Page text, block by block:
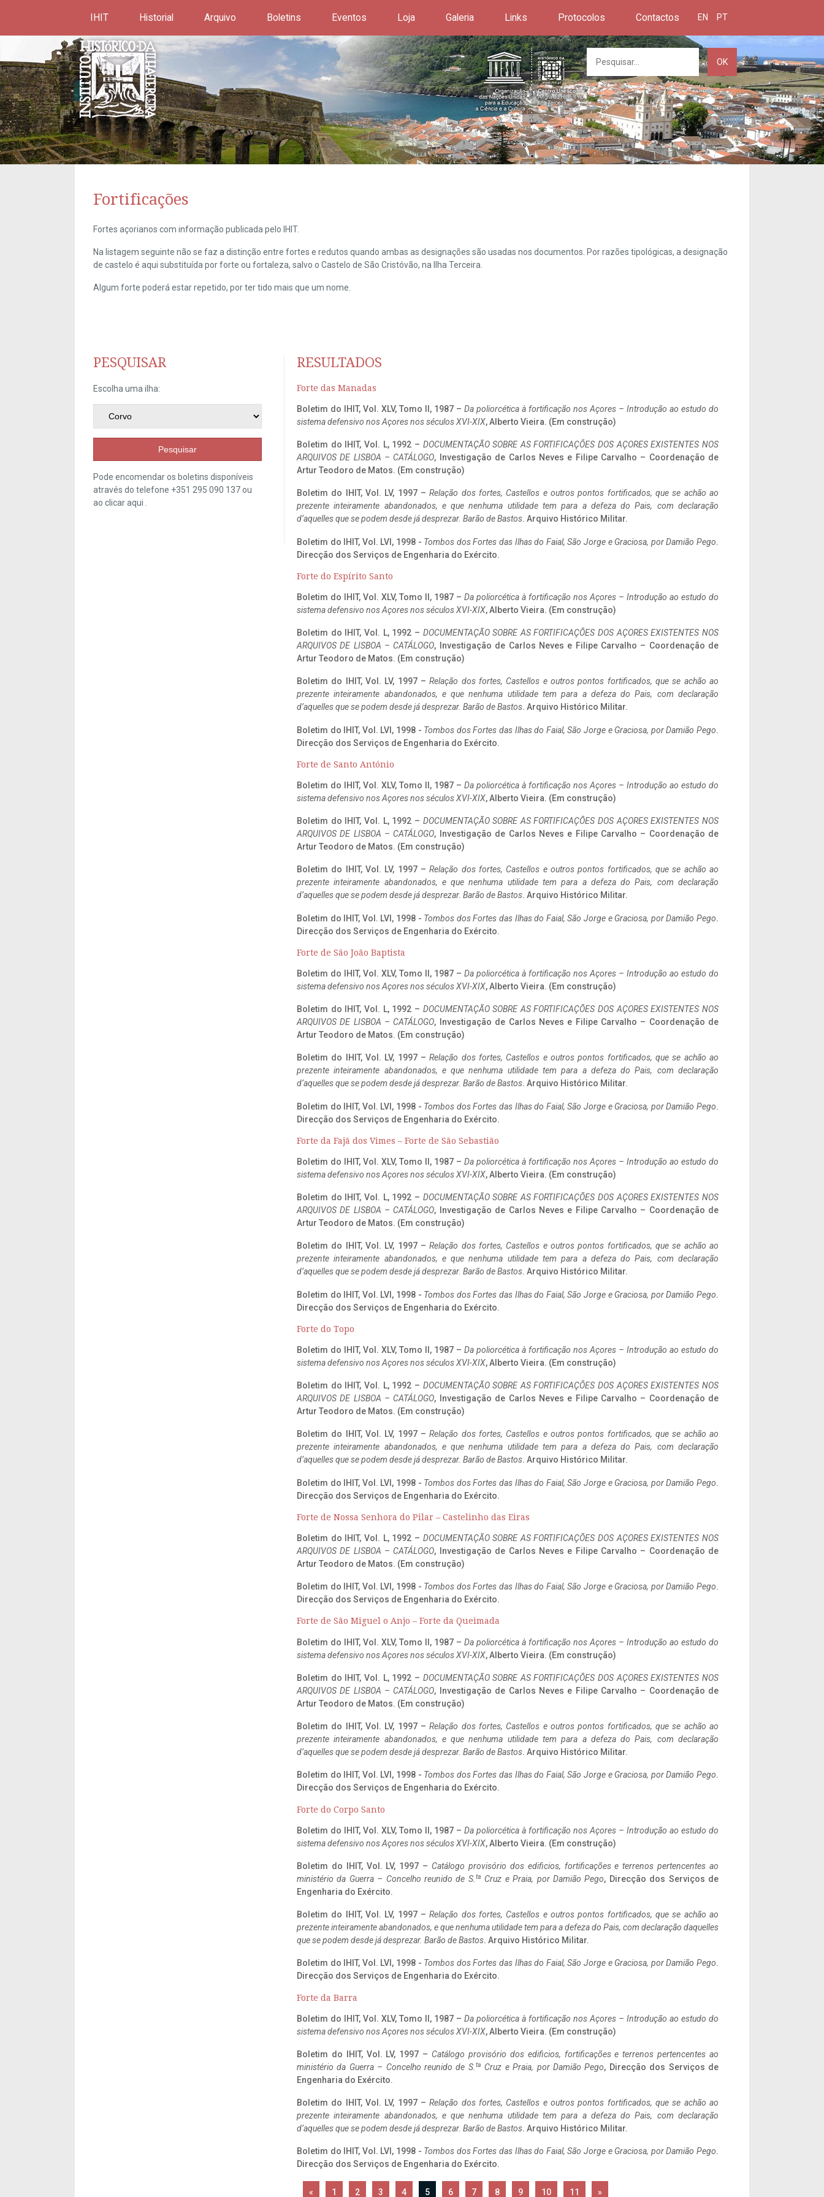
IHIT Historial Arquivo Boletins Eventos Loja Galeria Links Protocolos Contactos EN PT
OK
Fortificações
Fortes açorianos com informação publicada pelo IHIT.
Na listagem seguinte não se faz a distinção entre fortes e redutos quando ambas as designações são usadas nos documentos. Por razões tipológicas, a designação
de castelo é aqui substituída por forte ou fortaleza, salvo o Castelo de São Cristóvão, na Ilha Terceira.
Algum forte poderá estar repetido, por ter tido mais que um nome.
PESQUISAR
Escolha uma ilha:
Pesquisar
Pode encomendar os boletins disponíveis
através do telefone +351 295 090 137 ou
ao clicaraqui
RESULTADOS
Forte das Manadas
Boletim do IHIT, Vol. XLV, Tomo II, 1987 – Da poliorcética à fortificação nos Açores – Introdução ao estudo do
sistema defensivo nos Açores nos séculos XVI-XIX, Alberto Vieira. (Em construção)
Boletim do IHIT, Vol. L, 1992 – DOCUMENTAÇÃO SOBRE AS FORTIFICAÇÕES DOS AÇORES EXISTENTES NOS
ARQUIVOS DE LISBOA – CATÁLOGO, Investigação de Carlos Neves e Filipe Carvalho – Coordenação de
Artur Teodoro de Matos. (Em construção)
Boletim do IHIT, Vol. LV, 1997 –Relação dos fortes, Castellos e outros pontos fortificados, que se achão ao
prezente inteiramente abandonados, e que nenhuma utilidade tem para a defeza do Pais, com declaração
d’aquelles que se podem desde já desprezar. Barão de Bastos. Arquivo Histórico Militar.
Boletim do IHIT, Vol. LVI, 1998 - Tombos dos Fortes das Ilhas do Faial, São Jorge e Graciosa, por Damião Pego.
Direcção dos Serviços de Engenharia do Exército.
Forte do Espírito Santo
Boletim do IHIT, Vol. XLV, Tomo II, 1987 – Da poliorcética à fortificação nos Açores – Introdução ao estudo do
sistema defensivo nos Açores nos séculos XVI-XIX, Alberto Vieira. (Em construção)
Boletim do IHIT, Vol. L, 1992 – DOCUMENTAÇÃO SOBRE AS FORTIFICAÇÕES DOS AÇORES EXISTENTES NOS
ARQUIVOS DE LISBOA – CATÁLOGO, Investigação de Carlos Neves e Filipe Carvalho – Coordenação de
Artur Teodoro de Matos. (Em construção)
Boletim do IHIT, Vol. LV, 1997 –Relação dos fortes, Castellos e outros pontos fortificados, que se achão ao
prezente inteiramente abandonados, e que nenhuma utilidade tem para a defeza do Pais, com declaração
d’aquelles que se podem desde já desprezar. Barão de Bastos. Arquivo Histórico Militar.
Boletim do IHIT, Vol. LVI, 1998 - Tombos dos Fortes das Ilhas do Faial, São Jorge e Graciosa, por Damião Pego.
Direcção dos Serviços de Engenharia do Exército.
Forte de Santo António
Boletim do IHIT, Vol. XLV, Tomo II, 1987 – Da poliorcética à fortificação nos Açores – Introdução ao estudo do
sistema defensivo nos Açores nos séculos XVI-XIX, Alberto Vieira. (Em construção)
Boletim do IHIT, Vol. L, 1992 – DOCUMENTAÇÃO SOBRE AS FORTIFICAÇÕES DOS AÇORES EXISTENTES NOS
ARQUIVOS DE LISBOA – CATÁLOGO, Investigação de Carlos Neves e Filipe Carvalho – Coordenação de
Artur Teodoro de Matos. (Em construção)
Boletim do IHIT, Vol. LV, 1997 –Relação dos fortes, Castellos e outros pontos fortificados, que se achão ao
prezente inteiramente abandonados, e que nenhuma utilidade tem para a defeza do Pais, com declaração
d’aquelles que se podem desde já desprezar. Barão de Bastos. Arquivo Histórico Militar.
Boletim do IHIT, Vol. LVI, 1998 - Tombos dos Fortes das Ilhas do Faial, São Jorge e Graciosa, por Damião Pego.
Direcção dos Serviços de Engenharia do Exército.
Forte de São João Baptista
Boletim do IHIT, Vol. XLV, Tomo II, 1987 – Da poliorcética à fortificação nos Açores – Introdução ao estudo do
sistema defensivo nos Açores nos séculos XVI-XIX, Alberto Vieira. (Em construção)
Boletim do IHIT, Vol. L, 1992 – DOCUMENTAÇÃO SOBRE AS FORTIFICAÇÕES DOS AÇORES EXISTENTES NOS
ARQUIVOS DE LISBOA – CATÁLOGO, Investigação de Carlos Neves e Filipe Carvalho – Coordenação de
Artur Teodoro de Matos. (Em construção)
Boletim do IHIT, Vol. LV, 1997 –Relação dos fortes, Castellos e outros pontos fortificados, que se achão ao
prezente inteiramente abandonados, e que nenhuma utilidade tem para a defeza do Pais, com declaração
d’aquelles que se podem desde já desprezar. Barão de Bastos. Arquivo Histórico Militar.
Boletim do IHIT, Vol. LVI, 1998 - Tombos dos Fortes das Ilhas do Faial, São Jorge e Graciosa, por Damião Pego.
Direcção dos Serviços de Engenharia do Exército.
Forte da Fajã dos Vimes – Forte de São Sebastião
Boletim do IHIT, Vol. XLV, Tomo II, 1987 – Da poliorcética à fortificação nos Açores – Introdução ao estudo do
sistema defensivo nos Açores nos séculos XVI-XIX, Alberto Vieira. (Em construção)
Boletim do IHIT, Vol. L, 1992 – DOCUMENTAÇÃO SOBRE AS FORTIFICAÇÕES DOS AÇORES EXISTENTES NOS
ARQUIVOS DE LISBOA – CATÁLOGO, Investigação de Carlos Neves e Filipe Carvalho – Coordenação de
Artur Teodoro de Matos. (Em construção)
Boletim do IHIT, Vol. LV, 1997 –Relação dos fortes, Castellos e outros pontos fortificados, que se achão ao
prezente inteiramente abandonados, e que nenhuma utilidade tem para a defeza do Pais, com declaração
d’aquelles que se podem desde já desprezar. Barão de Bastos. Arquivo Histórico Militar.
Boletim do IHIT, Vol. LVI, 1998 - Tombos dos Fortes das Ilhas do Faial, São Jorge e Graciosa, por Damião Pego.
Direcção dos Serviços de Engenharia do Exército.
Forte do Topo
Boletim do IHIT, Vol. XLV, Tomo II, 1987 – Da poliorcética à fortificação nos Açores – Introdução ao estudo do
sistema defensivo nos Açores nos séculos XVI-XIX, Alberto Vieira. (Em construção)
Boletim do IHIT, Vol. L, 1992 – DOCUMENTAÇÃO SOBRE AS FORTIFICAÇÕES DOS AÇORES EXISTENTES NOS
ARQUIVOS DE LISBOA – CATÁLOGO, Investigação de Carlos Neves e Filipe Carvalho – Coordenação de
Artur Teodoro de Matos. (Em construção)
Boletim do IHIT, Vol. LV, 1997 –Relação dos fortes, Castellos e outros pontos fortificados, que se achão ao
prezente inteiramente abandonados, e que nenhuma utilidade tem para a defeza do Pais, com declaração
d’aquelles que se podem desde já desprezar. Barão de Bastos. Arquivo Histórico Militar.
Boletim do IHIT, Vol. LVI, 1998 - Tombos dos Fortes das Ilhas do Faial, São Jorge e Graciosa, por Damião Pego.
Direcção dos Serviços de Engenharia do Exército.
Forte de Nossa Senhora do Pilar – Castelinho das Eiras
Boletim do IHIT, Vol. L, 1992 – DOCUMENTAÇÃO SOBRE AS FORTIFICAÇÕES DOS AÇORES EXISTENTES NOS
ARQUIVOS DE LISBOA – CATÁLOGO, Investigação de Carlos Neves e Filipe Carvalho – Coordenação de
Artur Teodoro de Matos. (Em construção)
Boletim do IHIT, Vol. LVI, 1998 - Tombos dos Fortes das Ilhas do Faial, São Jorge e Graciosa, por Damião Pego.
Direcção dos Serviços de Engenharia do Exército.
Forte de São Miguel o Anjo – Forte da Queimada
Boletim do IHIT, Vol. XLV, Tomo II, 1987 – Da poliorcética à fortificação nos Açores – Introdução ao estudo do
sistema defensivo nos Açores nos séculos XVI-XIX, Alberto Vieira. (Em construção)
Boletim do IHIT, Vol. L, 1992 – DOCUMENTAÇÃO SOBRE AS FORTIFICAÇÕES DOS AÇORES EXISTENTES NOS
ARQUIVOS DE LISBOA – CATÁLOGO, Investigação de Carlos Neves e Filipe Carvalho – Coordenação de
Artur Teodoro de Matos. (Em construção)
Boletim do IHIT, Vol. LV, 1997 –Relação dos fortes, Castellos e outros pontos fortificados, que se achão ao
prezente inteiramente abandonados, e que nenhuma utilidade tem para a defeza do Pais, com declaração
d’aquelles que se podem desde já desprezar. Barão de Bastos. Arquivo Histórico Militar.
Boletim do IHIT, Vol. LVI, 1998 - Tombos dos Fortes das Ilhas do Faial, São Jorge e Graciosa, por Damião Pego.
Direcção dos Serviços de Engenharia do Exército.
Forte do Corpo Santo
Boletim do IHIT, Vol. XLV, Tomo II, 1987 – Da poliorcética à fortificação nos Açores – Introdução ao estudo do
sistema defensivo nos Açores nos séculos XVI-XIX, Alberto Vieira. (Em construção)
Boletim do IHIT, Vol. LV, 1997 – Catálogo provisório dos edificios, fortificações e terrenos pertencentes ao
ministério da Guerra – Concelho reunido de S. ta Cruz e Praia, por Damião Pego, Direcção dos Serviços de
Engenharia do Exército.
Boletim do IHIT, Vol. LV, 1997 –Relação dos fortes, Castellos e outros pontos fortificados, que se achão ao
prezente inteiramente abandonados, e que nenhuma utilidade tem para a defeza do Pais, com declaração daquelles
que se podem desde já desprezar. Barão de Bastos. Arquivo Histórico Militar.
Boletim do IHIT, Vol. LVI, 1998 - Tombos dos Fortes das Ilhas do Faial, São Jorge e Graciosa, por Damião Pego.
Direcção dos Serviços de Engenharia do Exército.
Forte da Barra
Boletim do IHIT, Vol. XLV, Tomo II, 1987 – Da poliorcética à fortificação nos Açores – Introdução ao estudo do
sistema defensivo nos Açores nos séculos XVI-XIX, Alberto Vieira. (Em construção)
Boletim do IHIT, Vol. LV, 1997 – Catálogo provisório dos edificios, fortificações e terrenos pertencentes ao
ministério da Guerra – Concelho reunido de S. ta Cruz e Praia, por Damião Pego, Direcção dos Serviços de
Engenharia do Exército.
Boletim do IHIT, Vol. LV, 1997 –Relação dos fortes, Castellos e outros pontos fortificados, que se achão ao
prezente inteiramente abandonados, e que nenhuma utilidade tem para a defeza do Pais, com declaração
d’aquelles que se podem desde já desprezar. Barão de Bastos. Arquivo Histórico Militar.
Boletim do IHIT, Vol. LVI, 1998 - Tombos dos Fortes das Ilhas do Faial, São Jorge e Graciosa, por Damião Pego.
Direcção dos Serviços de Engenharia do Exército.
« 1 2 3 4 5 6 7 8 9 10 11 »